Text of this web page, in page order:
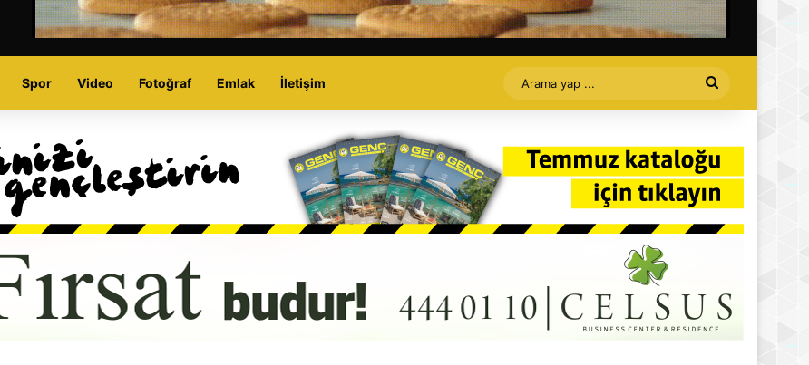
Spor Video Fotoğraf Emlak İletişim
Arama
yap
...